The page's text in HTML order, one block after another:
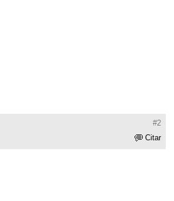
#2
Citar